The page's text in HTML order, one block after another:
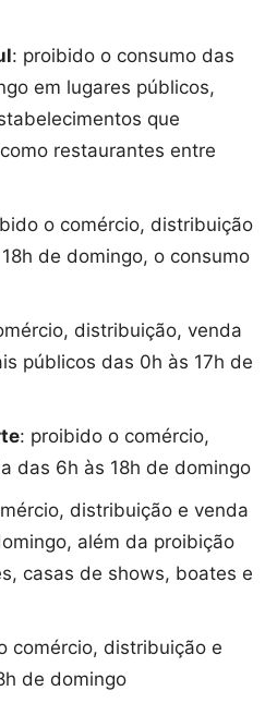
: proibido o consumo das
em lugares públicos,
que
restaurantes entre
o comércio, distribuição
de domingo, o consumo
distribuição, venda
públicos das 0h às 17h de
: proibido o comércio,
das 6h às 18h de domingo
distribuição e venda
além da proibição
casas de shows, boates e
comércio, distribuição e
de domingo